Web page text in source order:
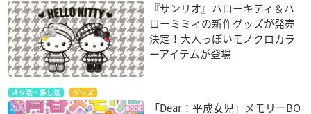
『サンリオ』ハローキティ＆ハ
ローミミィの新作グッズが発売
決定！大人っぽいモノクロカラ
ーアイテムが登場
オタ活・推し活 グッズ
「Dear：平成女児」メモリーBO